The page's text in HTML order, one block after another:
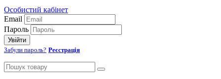
Особистий кабінет
Email
Пароль
Увійти
Забули пароль? Реєстрація